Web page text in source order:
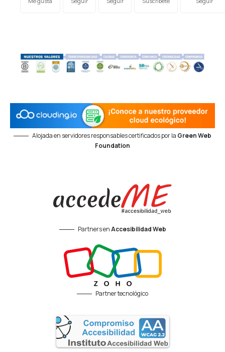
Alojada en servidores responsables certificados por la Green Web
Foundation
Partners enAccesibilidad Web
Partner tecnológico